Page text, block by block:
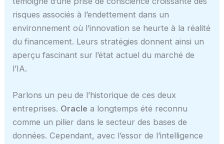
risques associés à l’endettement dans un
environnement où l’innovation se heurte à la réalité
du financement. Leurs stratégies donnent ainsi un
aperçu fascinant sur l’état actuel du marché de
l’IA.
Parlons un peu de l’historique de ces deux
entreprises. Oracle a longtemps été reconnu
comme un pilier dans le secteur des bases de
données. Cependant, avec l’essor de l’intelligence